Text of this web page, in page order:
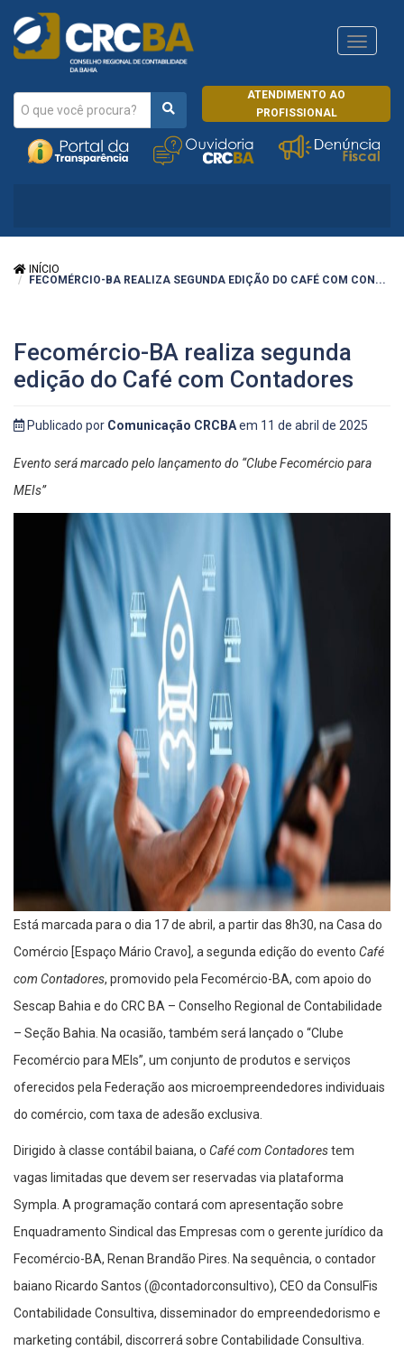
ATENDIMENTO AO
PROFISSIONAL
CRCRJ
INÍCIO
FECOMÉRCIO-BA REALIZA SEGUNDA EDIÇÃO DO CAFÉ COM CON...
Fecomércio-BA realiza segunda
edição do Café com Contadores
Publicado por Comunicação CRCBAem 11 de abril de 2025
Evento será marcado pelo lançamento do “Clube Fecomércio para
MEIs”
Está marcada para o dia 17 de abril, a partir das 8h30, na Casa do
Comércio [Espaço Mário Cravo], a segunda edição do evento Café
com Contadores, promovido pela Fecomércio-BA, com apoio do
Sescap Bahia e do CRC BA – Conselho Regional de Contabilidade
– Seção Bahia. Na ocasião, também será lançado o “Clube
Fecomércio para MEIs”, um conjunto de produtos e serviços
oferecidos pela Federação aos microempreendedores individuais
do comércio, com taxa de adesão exclusiva.
Dirigido à classe contábil baiana, o Café com Contadorestem
vagas limitadas que devem ser reservadas via plataforma
Sympla. A programação contará com apresentação sobre
Enquadramento Sindical das Empresas com o gerente jurídico da
Fecomércio-BA, Renan Brandão Pires. Na sequência, o contador
baiano Ricardo Santos (@contadorconsultivo), CEO da ConsulFis
Contabilidade Consultiva, disseminador do empreendedorismo e
marketing contábil, discorrerá sobre Contabilidade Consultiva.